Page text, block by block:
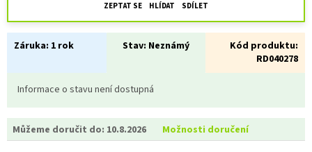
ZEPTAT SE HLÍDAT SDÍLET
Záruka: 1 rok Stav: Neznámý
Kód produktu:
RD040278
Informace o stavu není dostupná
Můžeme doručit do: 10.8.2026 Možnosti doručení